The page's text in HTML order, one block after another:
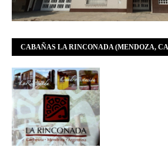
CABAÑAS LA RINCONADA (MENDOZA,